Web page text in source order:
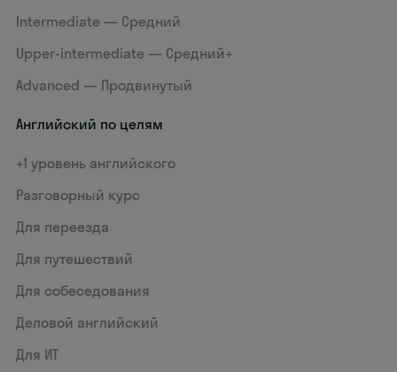
Intermediate — Средний
Upper-intermediate — Средний+
Advanced — Продвинутый
Английский по целям
+1 уровень английского
Разговорный курс
Для переезда
Для путешествий
Для собеседования
Деловой английский
Для ИТ